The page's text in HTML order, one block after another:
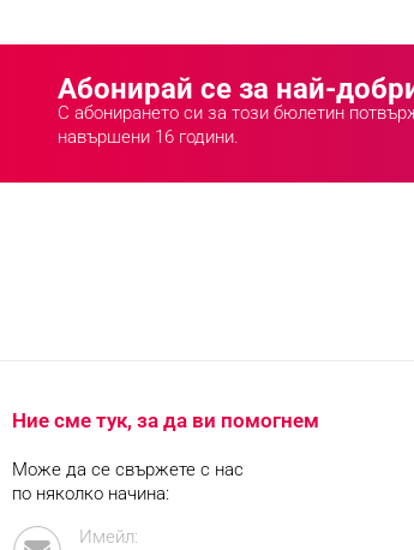
Абонирай се за най-
С абонирането си за този бюлетин
навършени 16 години.
Ние сме тук, за да ви помогнем
Може да се свържете с нас
по няколко начина:
Имейл: